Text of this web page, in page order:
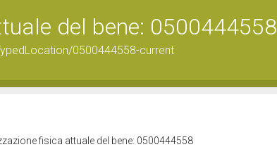
del bene: 0500444558
0500444558-current
fisica attuale del bene: 0500444558